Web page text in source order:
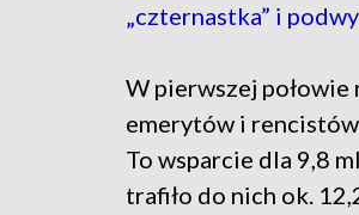
„czternastka” i
W pierwszej
emerytów i
To wsparcie dla 9,8
trafiło do nich ok.